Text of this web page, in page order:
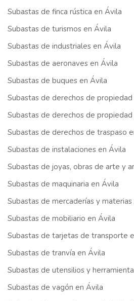
Subastas de finca rústica en Ávila
Subastas de turismos en Ávila
Subastas de industriales en Ávila
Subastas de aeronaves en Ávila
Subastas de buques en Ávila
Subastas de derechos de
Subastas de derechos de
Subastas de derechos de traspaso
Subastas de instalaciones en Ávila
Subastas de joyas, obras de arte y
Subastas de maquinaria en Ávila
Subastas de mercaderías y
Subastas de mobiliario en Ávila
Subastas de tarjetas de transporte
Subastas de tranvía en Ávila
Subastas de utensilios y
Subastas de vagón en Ávila